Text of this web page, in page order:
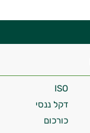
ISO
דקל ננסי
כורכום